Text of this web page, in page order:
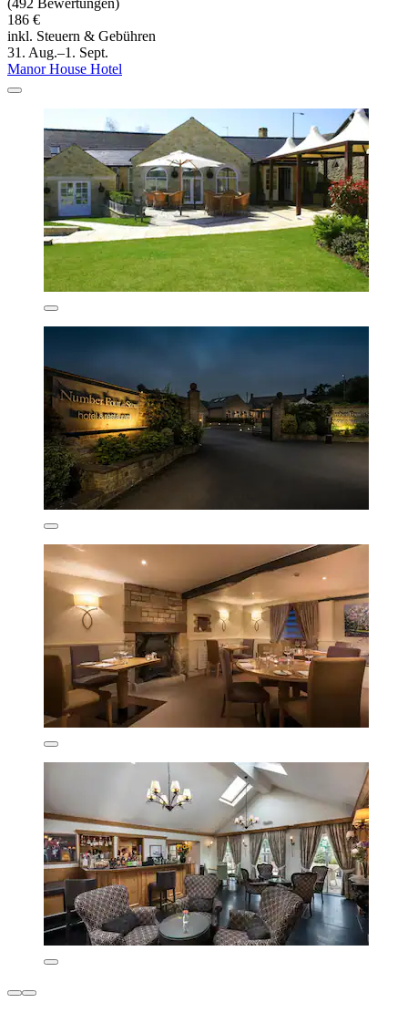
(492 Bewertungen)
186 €
inkl. Steuern & Gebühren
31. Aug.–1. Sept.
Manor House Hotel